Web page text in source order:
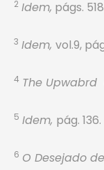
2 Idem, págs.
3 Idem, vol.9,
4 The Upwabrd
5 Idem, pág. 136.
6 O Desejado